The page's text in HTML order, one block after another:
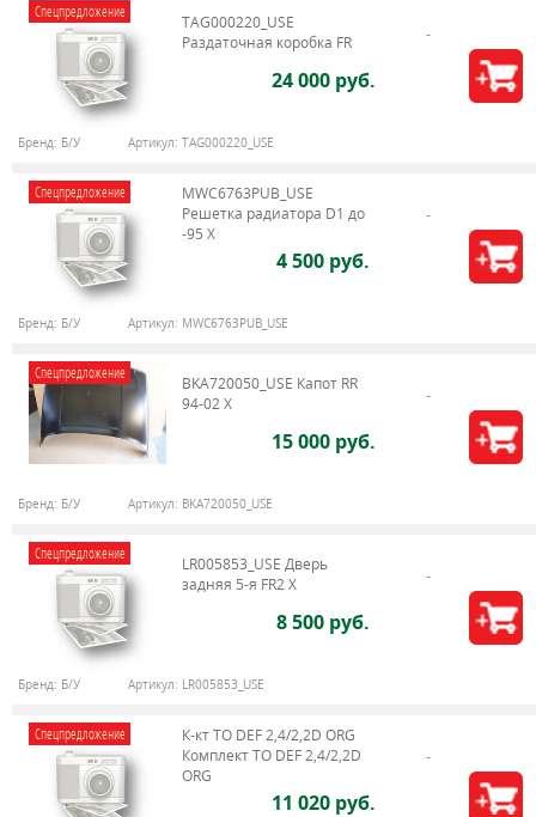
Спецпредложение
TAG000220_USE
Раздаточная коробка FR
24 000 руб.
Бренд: Б/У Артикул: TAG000220_USE
Спецпредложение
MWC6763PUB_USE
Решетка радиатора D1 до
-95 X
4 500 руб.
Бренд: Б/У Артикул: MWC6763PUB_USE
Спецпредложение
BKA720050_USE Капот RR
94-02 X
15 000 руб.
Бренд: Б/У Артикул: BKA720050_USE
Спецпредложение
LR005853_USE Дверь
задняя 5-я FR2 X
8 500 руб.
Бренд: Б/У Артикул: LR005853_USE
Спецпредложение
К-кт ТО DEF 2,4/2,2D ORG
Комплект ТО DEF 2,4/2,2D
ORG
11 020 руб.